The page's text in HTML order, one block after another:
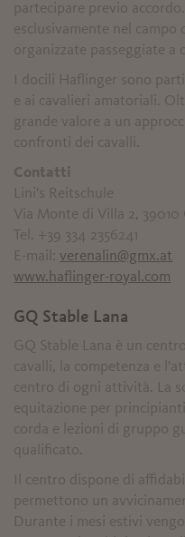
partecipare previo
esclusivamente nel
organizzate passeggiate a
I docili Haflinger sono
e ai cavalieri amatoriali.
grande valore a un
confronti dei cavalli.
Contatti
Lini's Reitschule
Via Monte di Villa 2, 39010
Tel. +39 334 2356241
E-mail: verenalin@gmx.at
www.haflinger-royal.com
GQ Stable Lana
GQ Stable Lana è un
cavalli, la competenza e
centro di ogni attività. La
equitazione per
corda e lezioni di gruppo
qualificato.
Il centro dispone di
permettono un
Durante i mesi estivi